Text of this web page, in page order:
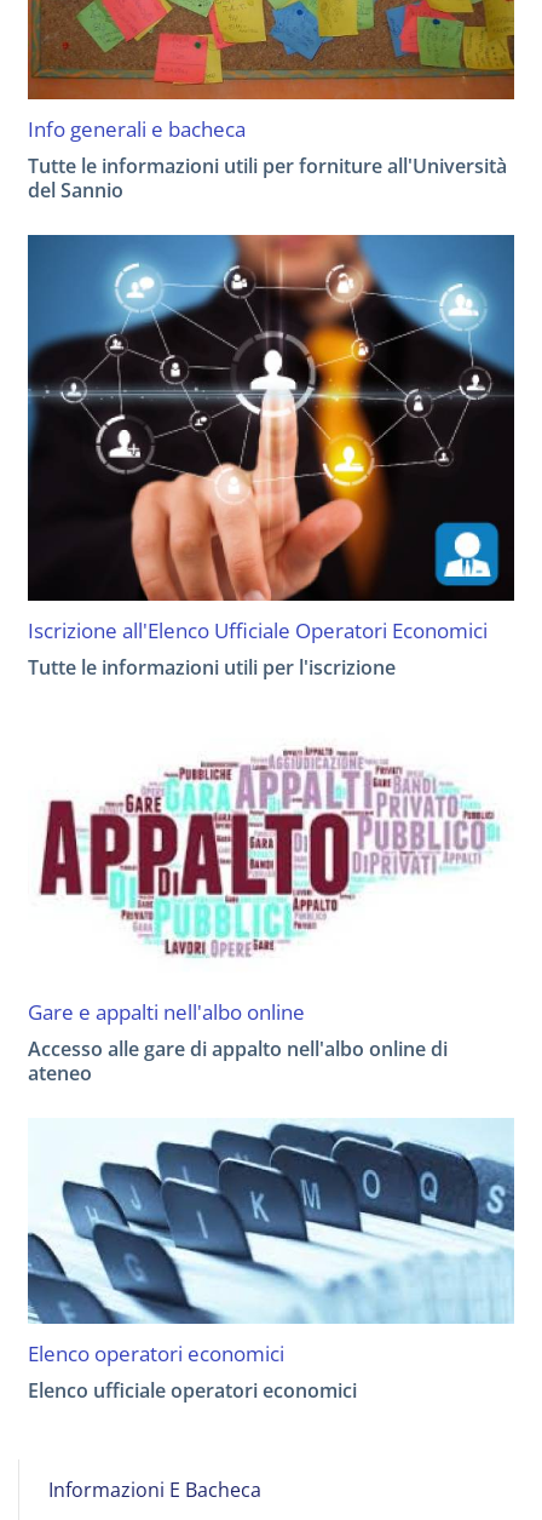
Menu
Azienda-
Informazioni E Bacheca
Info generali e bacheca
Tutte le informazioni utili per forniture all'Università
del Sannio
Iscrizione all'Elenco Ufficiale Operatori Economici
Tutte le informazioni utili per l'iscrizione
Gare e appalti nell'albo online
Accesso alle gare di appalto nell'albo online di
ateneo
Elenco operatori economici
Elenco ufficiale operatori economici